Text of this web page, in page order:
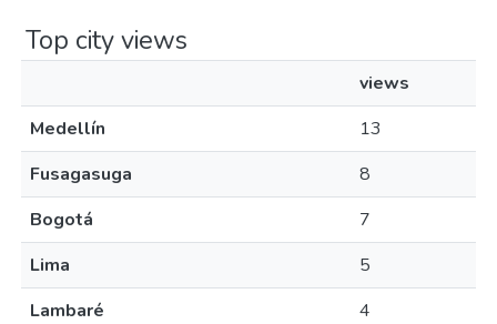
Top city views
views
Medellín
13
Fusagasuga
8
Bogotá
7
Lima
5
Lambaré
4